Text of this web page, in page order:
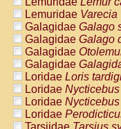
Lemuridae Varecia
Galagidae Galago
Galagidae Galago
Galagidae
Galagidae
Loridae Loris
Loridae
Loridae
Loridae
Tarsiidae Tarsius